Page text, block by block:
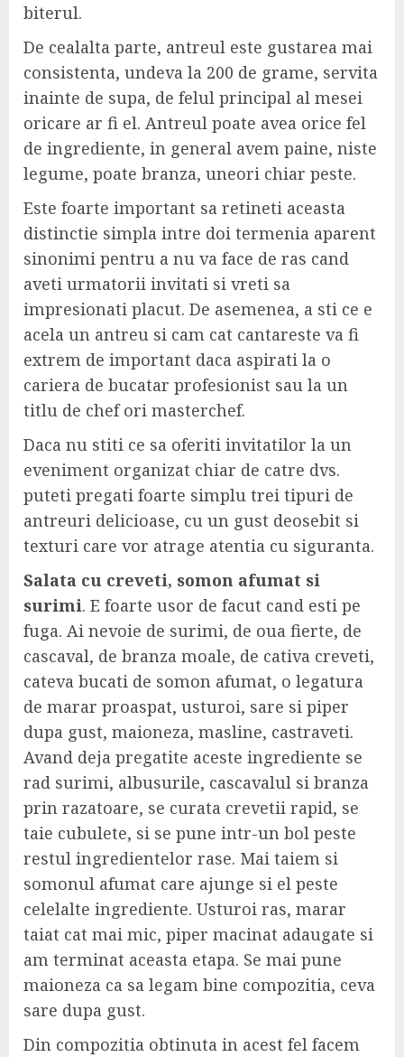
biterul.
De cealalta parte, antreul este gustarea mai
consistenta, undeva la 200 de grame, servita
inainte de supa, de felul principal al mesei
oricare ar fi el. Antreul poate avea orice fel
de ingrediente, in general avem paine, niste
legume, poate branza, uneori chiar peste.
Este foarte important sa retineti aceasta
distinctie simpla intre doi termenia aparent
sinonimi pentru a nu va face de ras cand
aveti urmatorii invitati si vreti sa
impresionati placut. De asemenea, a sti ce e
acela un antreu si cam cat cantareste va fi
extrem de important daca aspirati la o
cariera de bucatar profesionist sau la un
titlu de chef ori masterchef.
Daca nu stiti ce sa oferiti invitatilor la un
eveniment organizat chiar de catre dvs.
puteti pregati foarte simplu trei tipuri de
antreuri delicioase, cu un gust deosebit si
texturi care vor atrage atentia cu siguranta.
Salata cu creveti, somon afumat si
surimi. E foarte usor de facut cand esti pe
fuga. Ai nevoie de surimi, de oua fierte, de
cascaval, de branza moale, de cativa creveti,
cateva bucati de somon afumat, o legatura
de marar proaspat, usturoi, sare si piper
dupa gust, maioneza, masline, castraveti.
Avand deja pregatite aceste ingrediente se
rad surimi, albusurile, cascavalul si branza
prin razatoare, se curata crevetii rapid, se
taie cubulete, si se pune intr-un bol peste
restul ingredientelor rase. Mai taiem si
somonul afumat care ajunge si el peste
celelalte ingrediente. Usturoi ras, marar
taiat cat mai mic, piper macinat adaugate si
am terminat aceasta etapa. Se mai pune
maioneza ca sa legam bine compozitia, ceva
sare dupa gust.
Din compozitia obtinuta in acest fel facem